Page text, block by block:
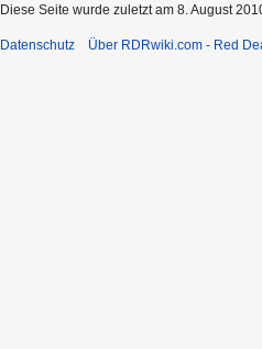
Diese Seite wurde zuletzt am 8. August
Datenschutz Über RDRwiki.com - Red